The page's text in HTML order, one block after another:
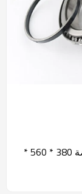
SUN BEARING أسطواني مدبب 351076 الفضة 380 * 560 *